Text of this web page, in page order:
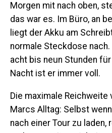
Morgen mit nach oben,
das war es. Im Büro, an
liegt der Akku am
normale Steckdose
acht bis neun Stunden
Nacht ist er immer voll.
Die maximale
Marcs Alltag: Selbst
nach einer Tour zu